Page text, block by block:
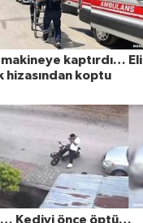
makineye kaptırdı… Eli
hizasından koptu
Kediyi önce öptü…